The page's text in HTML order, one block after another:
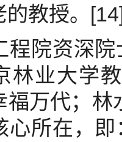
的教授。
资深院
林业大学
福万代；林
心所在，